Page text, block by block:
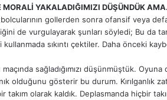
MORALİ YAKALADIĞIMIZI DÜŞÜNDÜK
gollerden sonra ofansif veya
de vurgulayarak şunları söyledi; Bu da
kullanmada sıkıntı çektiler. Daha önceki
sağladığımızı düşünmüştük.
olduğunu gösterir bu durum. Kırılganlık
takım olarak kaldık. Deplasmanda hiçbir